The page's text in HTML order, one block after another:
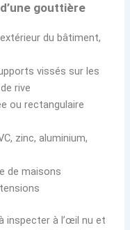
gouttière
du bâtiment,
vissés sur les
rive
ou rectangulaire
zinc, aluminium,
de maisons
inspecter à l’œil nu et